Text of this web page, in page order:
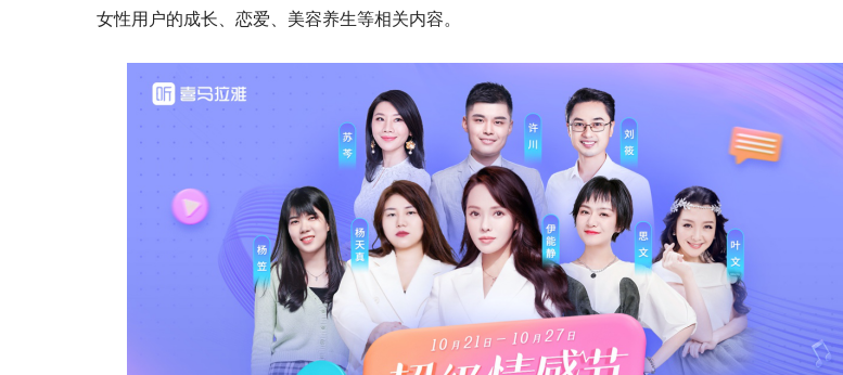
女性用户的成长、恋爱、美容养生等相关内容。